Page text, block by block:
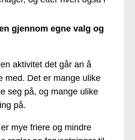
gjennom egne valg og
aktivitet det går an å
med. Det er mange ulike
seg på, og mange ulike
på.
mye friere og mindre